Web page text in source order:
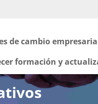
de cambio
formación y